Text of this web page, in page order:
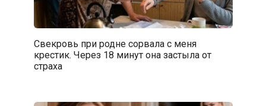
Свекровь при родне сорвала с меня
крестик. Через 18 минут она застыла от
страха